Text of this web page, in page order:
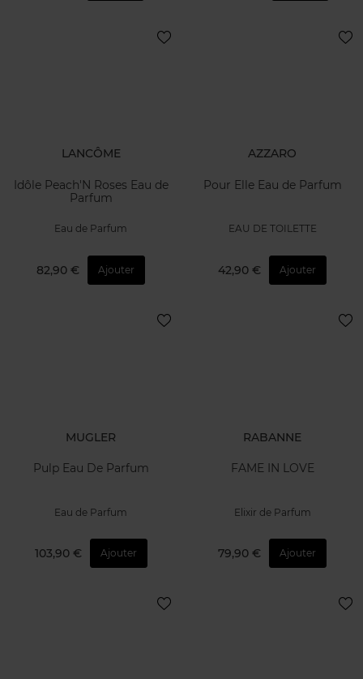
LANCÔME
Idôle Peach'N Roses Eau de
Parfum
Eau de Parfum
82,90 € Ajouter
AZZARO
Pour Elle Eau de Parfum
EAU DE TOILETTE
42,90 € Ajouter
MUGLER
Pulp Eau De Parfum
Eau de Parfum
103,90 € Ajouter
RABANNE
FAME IN LOVE
Elixir de Parfum
79,90 € Ajouter